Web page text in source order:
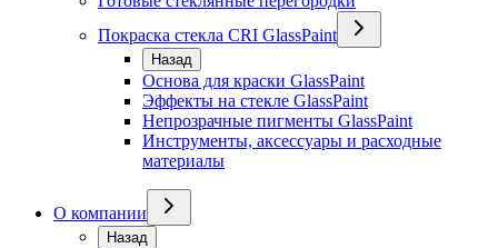
Покраска стекла CRI GlassPaint
Назад
Основа для краски GlassPaint
Эффекты на стекле GlassPaint
Непрозрачные пигменты GlassPaint
Инструменты, аксессуары и расходные
материалы
О компании
Назад